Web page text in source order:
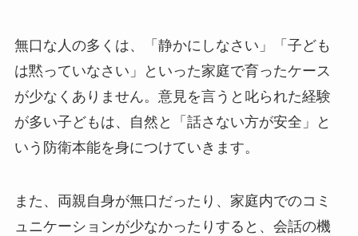
無口な人の多くは、「静かにしなさい」「子ども
は黙っていなさい」といった家庭で育ったケース
が少なくありません。意見を言うと叱られた経験
が多い子どもは、自然と「話さない方が安全」と
いう防衛本能を身につけていきます。
また、両親自身が無口だったり、家庭内でのコミ
ュニケーションが少なかったりすると、会話の機